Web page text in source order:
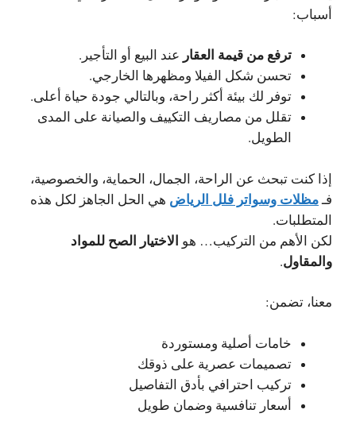
أسباب:
ترفع من قيمة العقار عند البيع أو التأجير.
تحسن شكل الفيلا ومظهرها الخارجي.
توفر لك بيئة أكثر راحة، وبالتالي جودة حياة أعلى.
تقلل من مصاريف التكييف والصيانة على المدى
الطويل.
إذا كنت تبحث عن الراحة، الجمال، الحماية، والخصوصية،
فـمظلات وسواتر فلل الرياض هي الحل الجاهز لكل هذه
المتطلبات.
لكن الأهم من التركيب… هو الاختيار الصح للمواد
والمقاول.
معنا، تضمن:
خامات أصلية ومستوردة
تصميمات عصرية على ذوقك
تركيب احترافي بأدق التفاصيل
أسعار تنافسية وضمان طويل